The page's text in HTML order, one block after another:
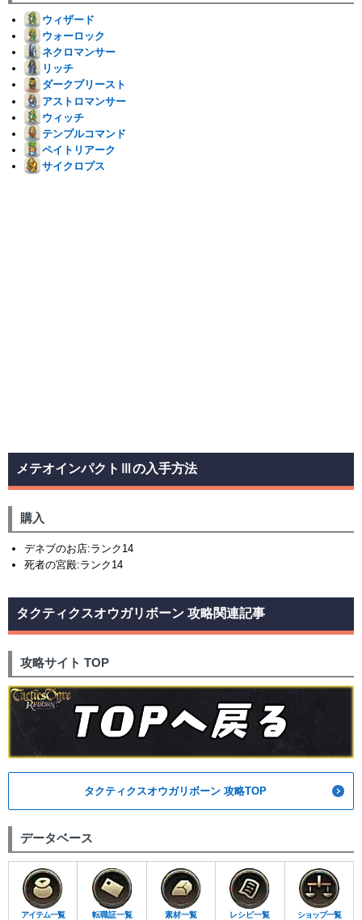
ウィザード
ウォーロック
ネクロマンサー
リッチ
ダークプリースト
アストロマンサー
ウィッチ
テンプルコマンド
ペイトリアーク
サイクロプス
メテオインパクトⅢの入手方法
購入
デネブのお店:ランク14
死者の宮殿:ランク14
タクティクスオウガリボーン 攻略関連記事
攻略サイト TOP
タクティクスオウガリボーン 攻略TOP
データベース
アイテム一覧 転職証一覧 素材一覧 レシピ一覧 ショップ一覧